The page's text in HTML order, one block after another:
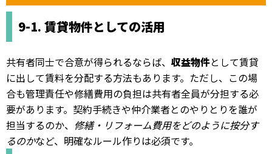
9-1. 賃貸物件としての活用
共有者同士で合意が得られるならば、 収益物件として賃貸
に出して賃料を分配する方法もあります。ただし、この場
合も管理責任や修繕費用の負担は共有者全員が分担する必
要があります。契約手続きや仲介業者とのやりとりを誰が
担当するのか、 修繕・リフォーム費用をどのように按分す
るのかなど、明確なルール作りは必須です。